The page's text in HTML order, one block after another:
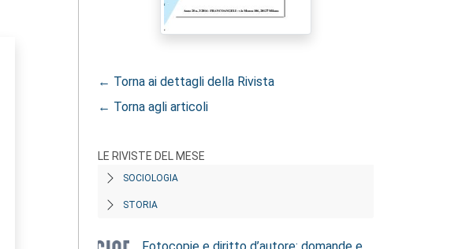
← Torna ai dettagli della Rivista
← Torna agli articoli
LE RIVISTE DEL MESE
SOCIOLOGIA
STORIA